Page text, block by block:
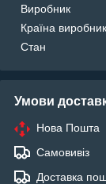
Виробник
Країна виробник
Стан
Умови
Нова Пошта
Самовивіз
Доставка